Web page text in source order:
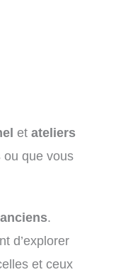
et ateliers
ou que vous
.
d’explorer
et ceux